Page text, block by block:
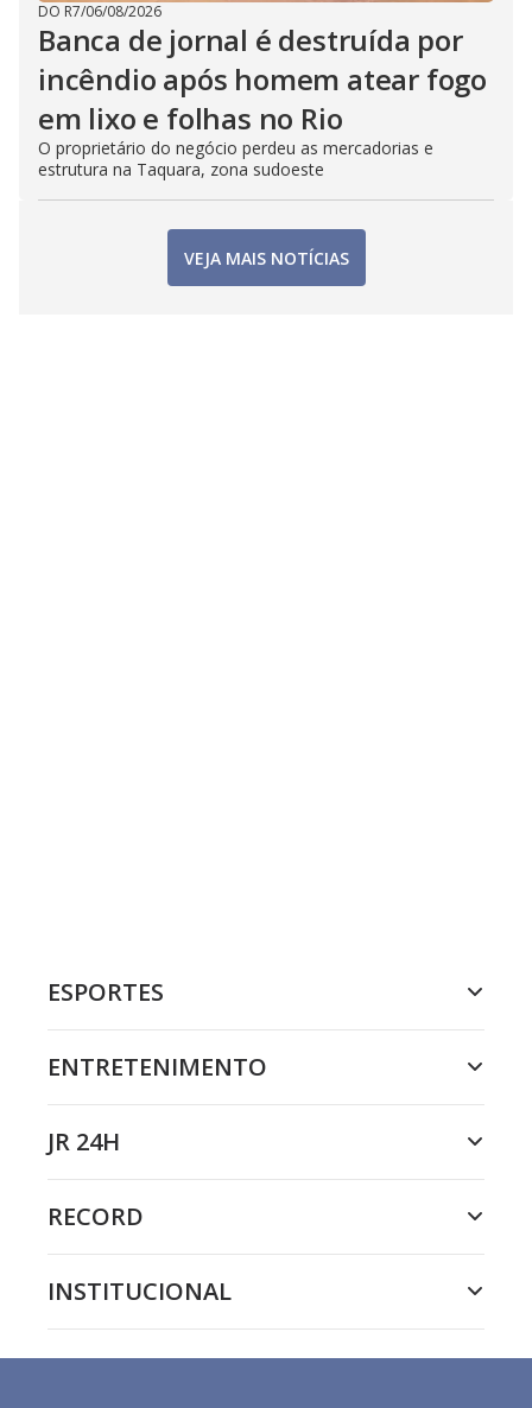
DO R7/06/08/2026
Banca de jornal é destruída por
incêndio após homem atear fogo
em lixo e folhas no Rio
O proprietário do negócio perdeu as mercadorias e
estrutura na Taquara, zona sudoeste
VEJA MAIS NOTÍCIAS
ESPORTES
ENTRETENIMENTO
JR 24H
RECORD
INSTITUCIONAL